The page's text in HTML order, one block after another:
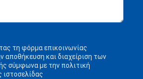
τη φόρμα επικοινωνίας
αποθήκευση και διαχείριση των
σύμφωνα με την πολιτική